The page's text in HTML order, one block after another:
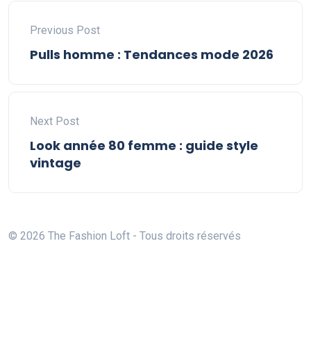
Previous Post
Pulls homme : Tendances mode 2026
Next Post
Look année 80 femme : guide style
vintage
© 2026 The Fashion Loft - Tous droits réservés